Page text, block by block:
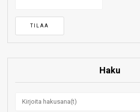
Haku